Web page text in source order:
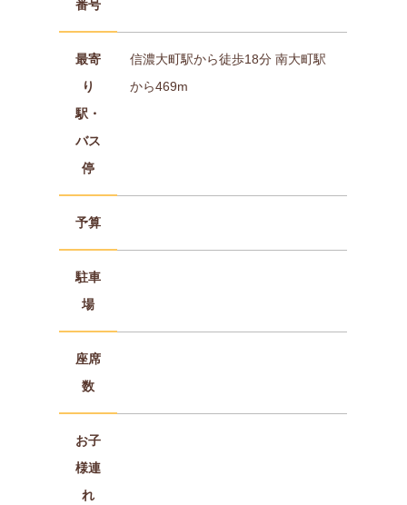
番号
最寄
り
駅・
バス
停
信濃大町駅から徒歩18分 南大町駅
から469m
予算
駐車
場
座席
数
お子
様連
れ